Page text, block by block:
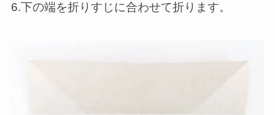
6.下の端を折りすじに合わせて折ります。